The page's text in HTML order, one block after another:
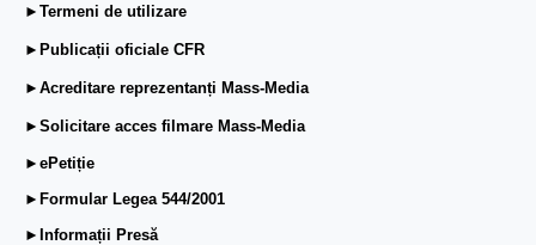
►Termeni de utilizare
►Publicații oficiale CFR
►Acreditare reprezentanți Mass-Media
►Solicitare acces filmare Mass-Media
►ePetiție
►Formular Legea 544/2001
►Informații Presă